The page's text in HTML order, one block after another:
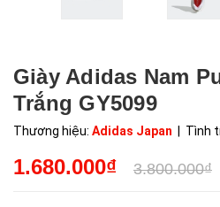
Giày Adidas Nam
Trắng GY5099
Thương hiệu: Adidas Japan | Tình
1.680.000₫ 3.800.000₫